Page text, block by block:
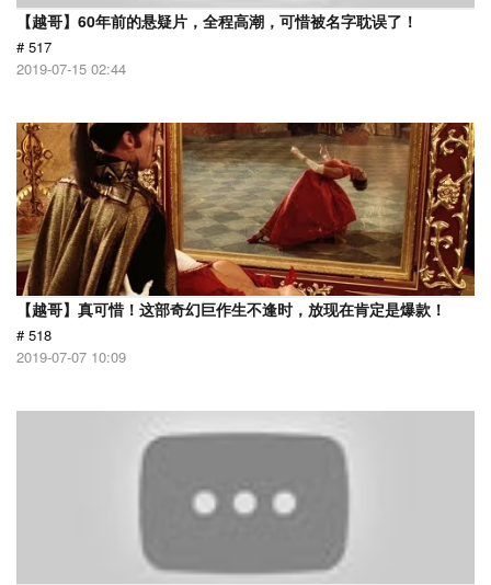
【越哥】60年前的悬疑片，全程高潮，可惜被名字耽误了！
# 517
2019-07-15 02:44
【越哥】真可惜！这部奇幻巨作生不逢时，放现在肯定是爆款！
# 518
2019-07-07 10:09